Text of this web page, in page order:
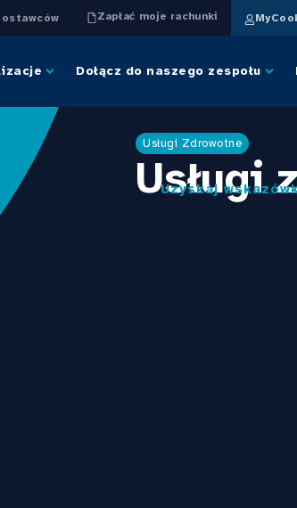
Zapłać moje rachunki
Dołącz do naszego zespołu
Usługi Zdrowotne
Usługi
Uzyskaj